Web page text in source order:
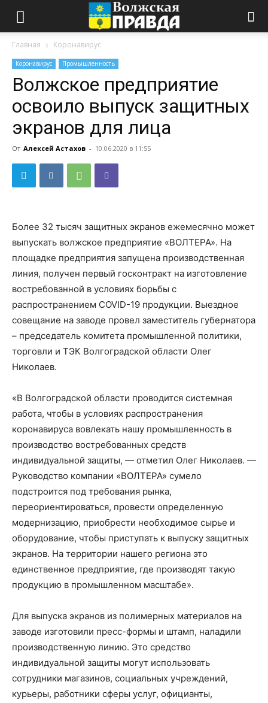
Главная Коронавирус
Коронавирус Промышленность
Волжское предприятие
освоило выпуск защитных
экранов для лица
От Алексей Астахов - 10.06.2020 в 11:55
Более 32 тысяч защитных экранов ежемесячно может
выпускать волжское предприятие «ВОЛТЕРА». На
площадке предприятия запущена производственная
линия, получен первый госконтракт на изготовление
востребованной в условиях борьбы с
распространением COVID-19 продукции. Выездное
совещание на заводе провел заместитель губернатора
– председатель комитета промышленной политики,
торговли и ТЭК Волгоградской области Олег
Николаев.
«В Волгоградской области проводится системная
работа, чтобы в условиях распространения
коронавируса вовлекать нашу промышленность в
производство востребованных средств
индивидуальной защиты, — отметил Олег Николаев. —
Руководство компании «ВОЛТЕРА» сумело
подстроится под требования рынка,
переориентироваться, провести определенную
модернизацию, приобрести необходимое сырье и
оборудование, чтобы приступать к выпуску защитных
экранов. На территории нашего региона это
единственное предприятие, где производят такую
продукцию в промышленном масштабе».
Для выпуска экранов из полимерных материалов на
заводе изготовили пресс-формы и штамп, наладили
производственную линию. Это средство
индивидуальной защиты могут использовать
сотрудники магазинов, социальных учреждений,
курьеры, работники сферы услуг, официанты,